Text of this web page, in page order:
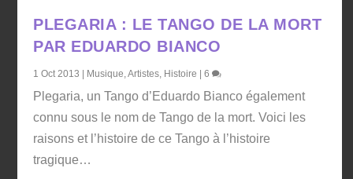
PLEGARIA : LE TANGO DE LA MORT
PAR EDUARDO BIANCO
1 Oct 2013 | Musique ,Artistes Histoire |6
Plegaria, un Tango d’Eduardo Bianco également
connu sous le nom de Tango de la mort. Voici les
raisons et l’histoire de ce Tango à l’histoire
tragique…